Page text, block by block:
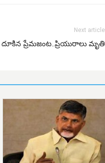
Next article
దూకిన ప్రేమజంట..ప్రియురాలు మృతి